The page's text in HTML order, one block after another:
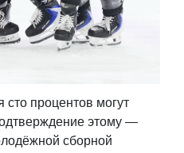
процентов могут
этому —
сборной